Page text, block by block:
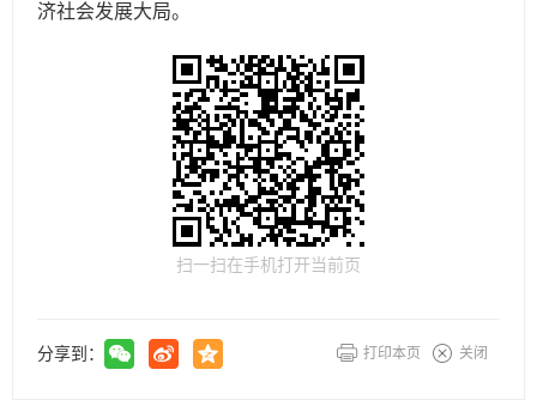
济社会发展大局。
扫一扫在手机打开当前页
分享到： 打印本页 关闭